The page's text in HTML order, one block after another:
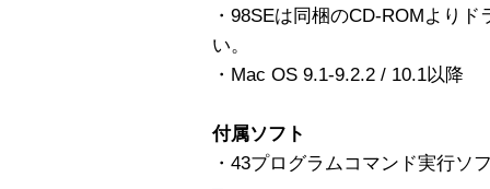
・98SEは同梱のCD-ROMより
い。
・Mac OS 9.1-9.2.2 / 10.1以降
付属ソフト
・43プログラムコマンド実行ソ